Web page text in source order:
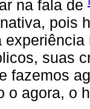
na fala de
pois
suas
fazemos
o agora, o